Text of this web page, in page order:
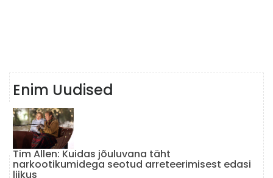
Enim Uudised
Tim Allen: Kuidas jõuluvana täht
narkootikumidega seotud arreteerimisest edasi
liikus